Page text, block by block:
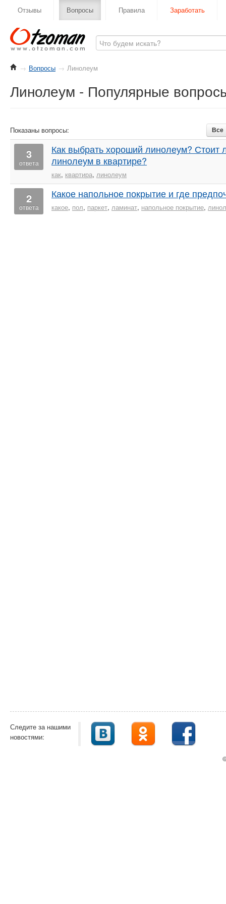
Отзывы Вопросы Правила Заработать
→ Вопросы → Линолеум
Линолеум - Популярные
Показаны вопросы: Все
3
ответа
Как выбрать хороший линолеум? Стоит
линолеум в квартире?
как, квартира, линолеум
2
ответа
Какое напольное покрытие и где
какое, пол, паркет, ламинат, напольное покрытие,
Следите за нашими
новостями: